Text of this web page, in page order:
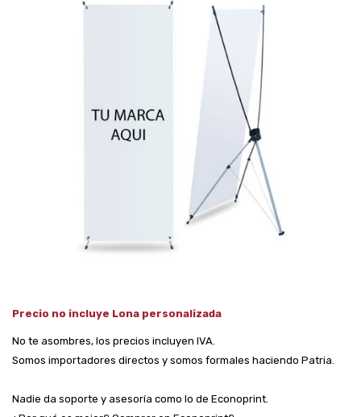
Precio no incluye Lona personalizada
No te asombres, los precios incluyen IVA.
Somos importadores directos y somos formales haciendo Patria.
Nadie da soporte y asesoría como lo de Econoprint.